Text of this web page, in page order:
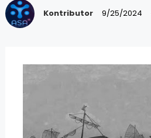
Kontributor 9/25/2024